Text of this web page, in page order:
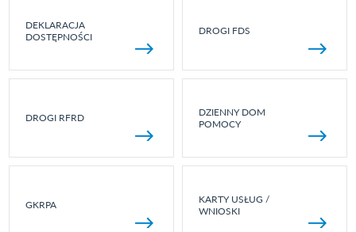
DEKLARACJA
DOSTĘPNOŚCI
DROGI FDS
DROGI RFRD
DZIENNY DOM
POMOCY
GKRPA
KARTY USŁUG /
WNIOSKI